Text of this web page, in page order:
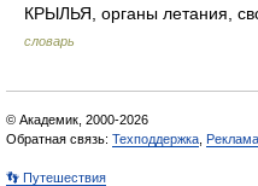
КРЫЛЬЯ, органы летания,
словарь
© Академик, 2000-2026
Обратная связь: Техподдержка
👣 Путешествия